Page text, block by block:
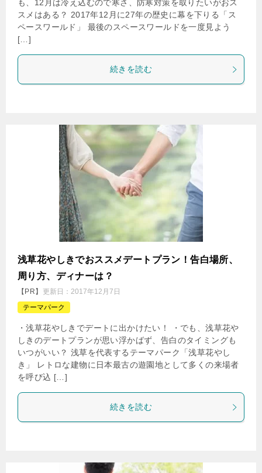
も、12月は冷え込むので寒さ、防寒対策を取りたいがおス
スメはある？ 2017年12月に27年の歴史に幕を下りる「ス
ペースワールド」 最後のスペースワールドを一度見よう
[…]
続きを読む
浅草花やしきでおススメデートプラン！告白場所、
周り方、ディナーは？
【PR】 更新日： 2017年12月7日
テーマパーク
・浅草花やしきでデートに出かけたい！ ・でも、浅草花や
しきのデートプランが思い浮かばず、告白のタイミングも
いつがいい？ 浅草を代表するテーマパーク「浅草花やし
き」 レトロな建物に日本最古の遊園地として多くの来場者
を呼び込 […]
続きを読む